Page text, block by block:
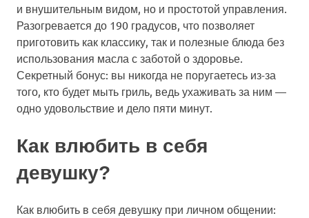
и внушительным видом, но и простотой управления.
Разогревается до 190 градусов, что позволяет
приготовить как классику, так и полезные блюда без
использования масла с заботой о здоровье.
Секретный бонус: вы никогда не поругаетесь из-за
того, кто будет мыть гриль, ведь ухаживать за ним —
одно удовольствие и дело пяти минут.
Как влюбить в себя
девушку?
Как влюбить в себя девушку при личном общении: